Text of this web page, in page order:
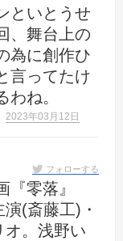
といとうせ
、舞台上の
為に創作ひ
言ってたけ
わね。
2023年03月12日
フォローする
『零落』
(斎藤工)・
オ。浅野い